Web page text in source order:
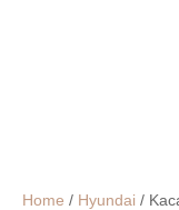
Home / Hyundai /